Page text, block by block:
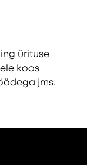
ürituse
koos
jms.